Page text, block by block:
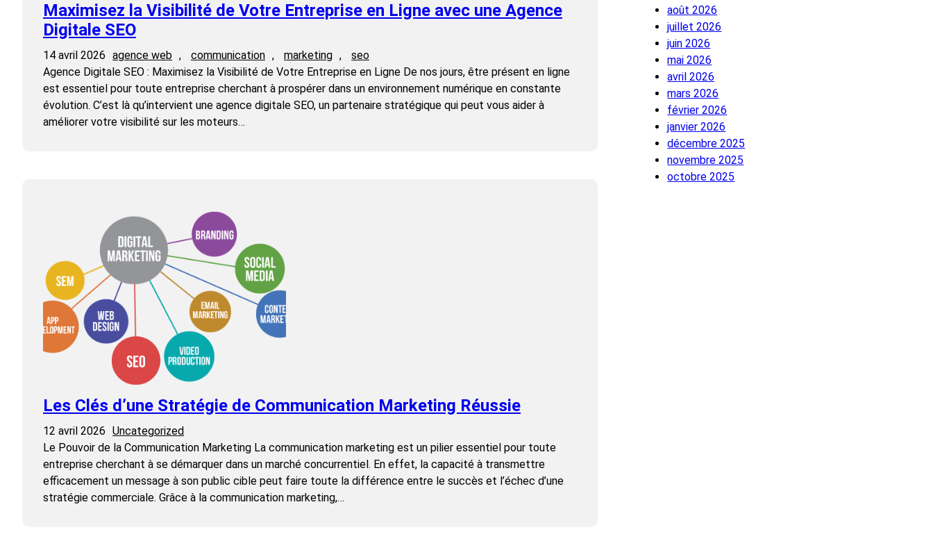
Maximisez la Visibilité de Votre Entreprise en Ligne avec une Agence
Digitale SEO
14 avril 2026 agence web , communication , marketing ,
seo
Agence Digitale SEO : Maximisez la Visibilité de Votre Entreprise en Ligne De nos jours, être présent en ligne
est essentiel pour toute entreprise cherchant à prospérer dans un environnement numérique en constante
évolution. C’est là qu’intervient une agence digitale SEO, un partenaire stratégique qui peut vous aider à
améliorer votre visibilité sur les moteurs…
Les Clés d’une Stratégie de Communication Marketing Réussie
12 avril 2026 Uncategorized
Le Pouvoir de la Communication Marketing La communication marketing est un pilier essentiel pour toute
entreprise cherchant à se démarquer dans un marché concurrentiel. En effet, la capacité à transmettre
efficacement un message à son public cible peut faire toute la différence entre le succès et l’échec d’une
stratégie commerciale. Grâce à la communication marketing,…
août 2026
juillet 2026
juin 2026
mai 2026
avril 2026
mars 2026
février 2026
janvier 2026
décembre 2025
novembre 2025
octobre 2025